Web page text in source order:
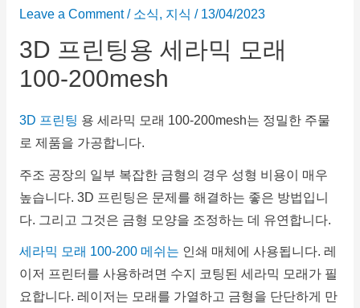
Leave a Comment / 소식, 지식 / 13/04/2023
3D 프린팅용 세라믹 모래
100-200mesh
3D 프린팅 용 세라믹 모래 100-200mesh는 정밀한 주물
로 제품을 가공합니다.
주조 공장의 일부 복잡한 금형의 경우 성형 비용이 매우
높습니다. 3D 프린팅은 문제를 해결하는 좋은 방법입니
다. 그리고 그것은 금형 모양을 조정하는 데 유연합니다.
세라믹 모래 100-200 메쉬는 인쇄 매체에 사용됩니다. 레
이저 프린터를 사용하려면 수지 코팅된 세라믹 모래가 필
요합니다. 레이저는 모래를 가열하고 금형을 단단하게 만